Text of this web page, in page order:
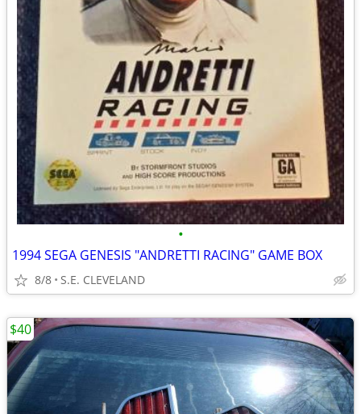
•
1994 SEGA GENESIS "ANDRETTI RACING" GAME BOX
8/8 S.E. CLEVELAND
$40